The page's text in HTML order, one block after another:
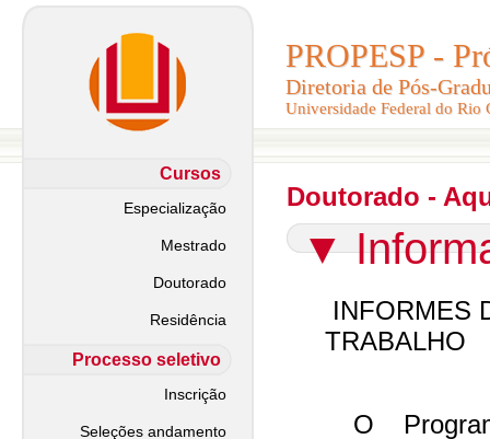
PROPESP -
Diretoria de Pós-
Universidade Federal do Rio
PROPESP -
Diretoria de Pós-
Universidade Federal do Rio
Cursos
Especialização
Mestrado
Doutorado
Residência
Processo seletivo
Inscrição
Seleções andamento
Doutorado -
▼
INFORMES
TRABALHO
O